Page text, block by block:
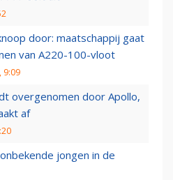
door: maatschappij gaat
van A220-100-vloot
9:09
overgenomen door Apollo,
af
jongen in de